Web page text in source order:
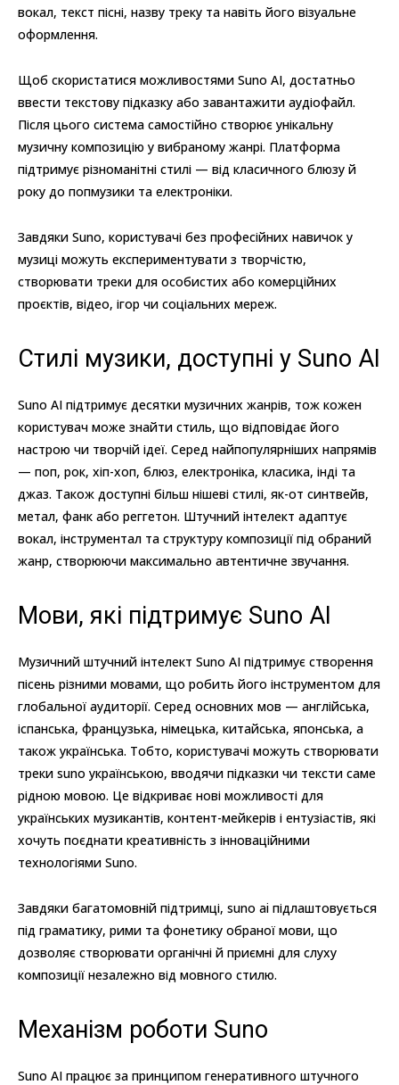
вокал, текст пісні, назву треку та навіть його візуальне
оформлення.
Щоб скористатися можливостями Suno AI, достатньо
ввести текстову підказку або завантажити аудіофайл.
Після цього система самостійно створює унікальну
музичну композицію у вибраному жанрі. Платформа
підтримує різноманітні стилі — від класичного блюзу й
року до попмузики та електроніки.
Завдяки Suno, користувачі без професійних навичок у
музиці можуть експериментувати з творчістю,
створювати треки для особистих або комерційних
проєктів, відео, ігор чи соціальних мереж.
Стилі музики, доступні у Suno AI
Suno AI підтримує десятки музичних жанрів, тож кожен
користувач може знайти стиль, що відповідає його
настрою чи творчій ідеї. Серед найпопулярніших напрямів
— поп, рок, хіп-хоп, блюз, електроніка, класика, інді та
джаз. Також доступні більш нішеві стилі, як-от синтвейв,
метал, фанк або реггетон. Штучний інтелект адаптує
вокал, інструментал та структуру композиції під обраний
жанр, створюючи максимально автентичне звучання.
Мови, які підтримує Suno AI
Музичний штучний інтелект Suno AI підтримує створення
пісень різними мовами, що робить його інструментом для
глобальної аудиторії. Серед основних мов — англійська,
іспанська, французька, німецька, китайська, японська, а
також українська. Тобто, користувачі можуть створювати
треки suno українською, вводячи підказки чи тексти саме
рідною мовою. Це відкриває нові можливості для
українських музикантів, контент-мейкерів і ентузіастів, які
хочуть поєднати креативність з інноваційними
технологіями Suno.
Завдяки багатомовній підтримці, suno ai підлаштовується
під граматику, рими та фонетику обраної мови, що
дозволяє створювати органічні й приємні для слуху
композиції незалежно від мовного стилю.
Механізм роботи Suno
Suno AI працює за принципом генеративного штучного